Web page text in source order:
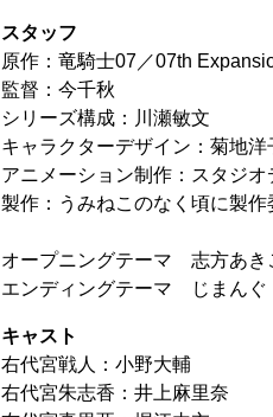
スタッフ
原作：竜騎士07／07th
監督：今千秋
シリーズ構成：川瀬敏文
キャラクターデザイン：菊地洋
アニメーション制作：スタジオ
製作：うみねこのなく頃に製作
オープニングテーマ 志方あき
エンディングテーマ じまんぐ
キャスト
右代宮戦人：小野大輔
右代宮朱志香：井上麻里奈